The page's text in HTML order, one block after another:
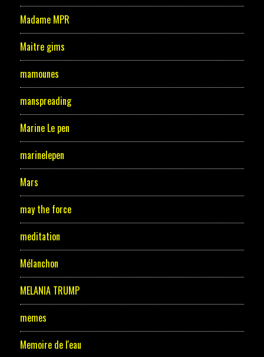
Madame MPR
Maitre gims
mamounes
manspreading
Marine Le pen
marinelepen
Mars
may the force
meditation
Mélanchon
MELANIA TRUMP
memes
Memoire de l'eau